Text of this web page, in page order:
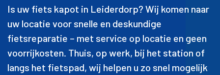
Is uw fiets kapot in Leiderdorp? Wij komen naar
uw locatie voor snelle en deskundige
fietsreparatie – met service op locatie en geen
voorrijkosten. Thuis, op werk, bij het station of
langs het fietspad, wij helpen u zo snel mogelijk